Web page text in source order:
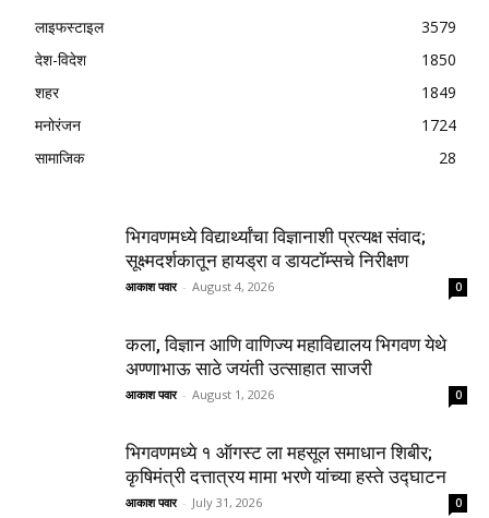
लाइफस्टाइल
3579
देश-विदेश
1850
शहर
1849
मनोरंजन
1724
सामाजिक
28
भिगवणमध्ये विद्यार्थ्यांचा विज्ञानाशी प्रत्यक्ष संवाद;
सूक्ष्मदर्शकातून हायड्रा व डायटॉम्सचे निरीक्षण
आकाश पवार - August 4, 2026 0
कला, विज्ञान आणि वाणिज्य महाविद्यालय भिगवण येथे
अण्णाभाऊ साठे जयंती उत्साहात साजरी
आकाश पवार - August 1, 2026 0
भिगवणमध्ये १ ऑगस्ट ला महसूल समाधान शिबीर;
कृषिमंत्री दत्तात्रय मामा भरणे यांच्या हस्ते उद्घाटन
आकाश पवार - July 31, 2026 0